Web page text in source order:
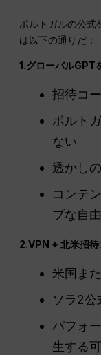
ポルトガルの公式
は以下の通りだ：
1.グローバルGPT
招待コ
ポルト
ない
透かし
コンテ
ブな自
2.VPN + 北米招
米国ま
ソラ2公
パフォ
生する